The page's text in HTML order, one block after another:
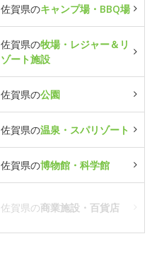
佐賀県のキャンプ場・BBQ場
佐賀県の牧場・レジャー＆リ
ゾート施設
佐賀県の公園
佐賀県の温泉・スパリゾート
佐賀県の博物館・科学館
佐賀県の商業施設・百貨店